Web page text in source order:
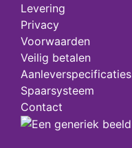
Levering
Privacy
Voorwaarden
Veilig betalen
Aanleverspecificaties
Spaarsysteem
Contact